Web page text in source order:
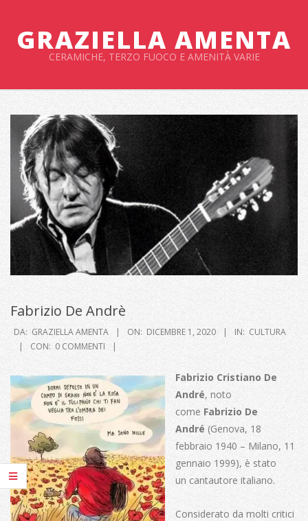
contenuto
GRAZIELLA AMENTA
CERAMICHE, TERZO FUOCO E AMENITÀ VARIE
primario
navigzione
Fabrizio De Andrè
DA: GRAZIELLA AMENTA ON: DICEMBRE 1, 2020 IN: CULTURA
CON: 0 COMMENTI
Fabrizio Cristiano De
André, noto
come Fabrizio De
André (Genova, 18
febbraio 1940 – Milano, 11
gennaio 1999), è stato
un cantautore italiano.
Considerato da molti critici